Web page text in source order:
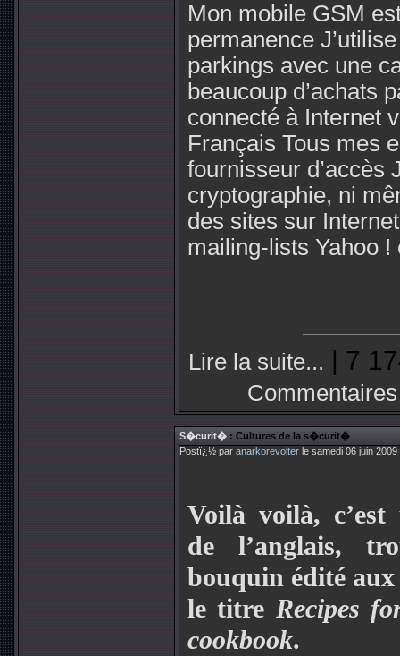
Mon mobile GSM
permanence
parkings avec une
beaucoup d’achats
connecté à Internet
Français Tous mes
fournisseur d’accès
cryptographie, ni
des sites sur
mailing-lists Yahoo !
Lire la suite... | 7
S�curit� : Cultures de la s�curit�
Postï¿½ par anarkorevolter le samedi 06 juin
Voilà voilà,
de l’anglais,
bouquin édité
le titre Recipes
cookbook.